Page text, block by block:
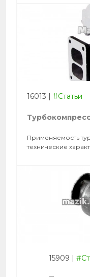
16013 | #Статьи
Применяемость
технические
15909 |